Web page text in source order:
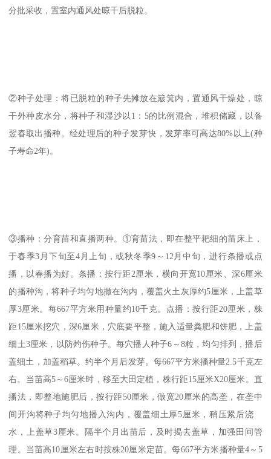
分批采收，置室内通风处晾干后脱粒。
②种子处理：将已脱粒的种子先摊放在簸箕内，置通风干燥处，晾
干外种皮水分，将种子和湿沙以1：5的比例混合，堆积储藏，以备
翌春取出播种。经处理后的种子发芽快，发芽率可高达80%以上(种
子寿命2年)。
③播种：分育苗和直播两种。①育苗法，即在整平耙细的苗床上，
于春季3月下旬至4月上旬，或秋冬季9～12月中旬，进行条播或点
播，以春播为好。条播：按行距2厘米，横向开宽10厘米、深6厘米
的播种沟，将种子均匀地撒在沟内，覆盖火土灰厚约5厘米，上盖草
厚3厘米。每667平方米用种量约10千克。点播：按行距20厘米，株
距15厘米挖穴，深6厘米，穴底要平整，施入适量粪肥和饼肥，上盖
细土3厘米，以防灼伤种子。每穴播人种子6～8粒，均匀排列，播后
盖细土，加盖稻草。约半个月后发芽。每667平方米播种量2.5千克左
右。当苗高5～6厘米时，移至大田定植，株行距15厘米X20厘米。直
播法，即整地施肥后，按行距50厘米，做宽20厘米的高垄，在垄中
间开沟将种子均匀地播入沟内，覆盖细土厚5厘米，稍压紧后浇
水，上盖草3厘米。隔半个月出苗后，及时揭去盖草，加强田间管
理。当苗高10厘米左右时按株20厘米定苗。每667平方米播种量4～5